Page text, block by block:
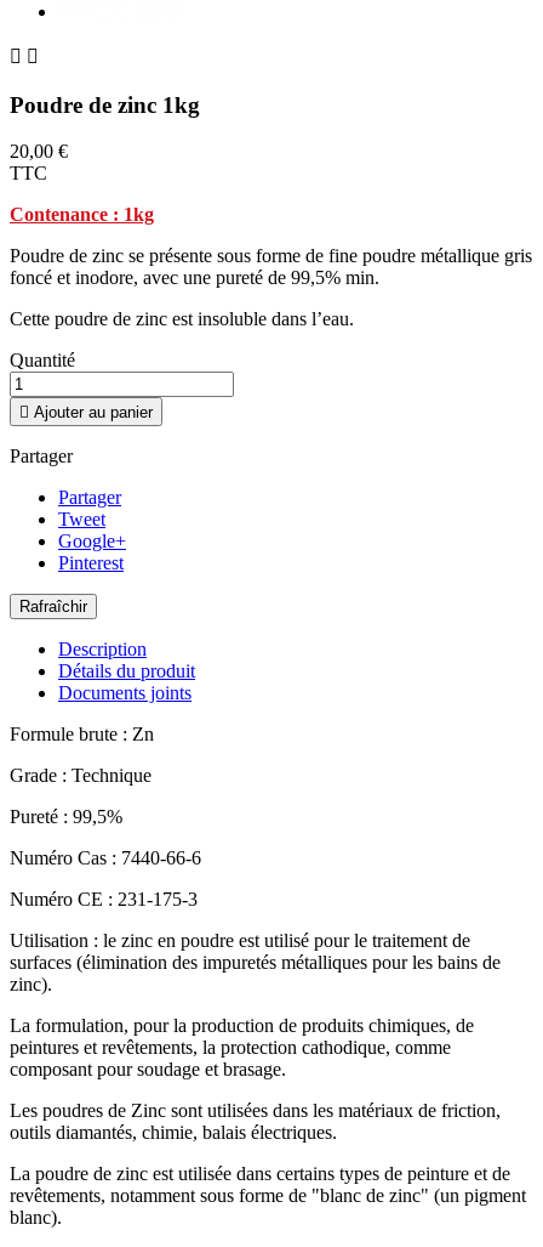
 
Poudre de zinc 1kg
20,00 €
TTC
Contenance : 1kg
Poudre de zinc se présente sous forme de fine poudre métallique gris
foncé et inodore, avec une pureté de 99,5% min.
Cette poudre de zinc est insoluble dans l’eau.
Quantité
 Ajouter au panier
Partager
Partager
Tweet
Google+
Pinterest
Description
Détails du produit
Documents joints
Formule brute : Zn
Grade : Technique
Pureté : 99,5%
Numéro Cas : 7440-66-6
Numéro CE : 231-175-3
Utilisation : le zinc en poudre est utilisé pour le traitement de
surfaces (élimination des impuretés métalliques pour les bains de
zinc).
La formulation, pour la production de produits chimiques, de
peintures et revêtements, la protection cathodique, comme
composant pour soudage et brasage.
Les poudres de Zinc sont utilisées dans les matériaux de friction,
outils diamantés, chimie, balais électriques.
La poudre de zinc est utilisée dans certains types de peinture et de
revêtements, notamment sous forme de "blanc de zinc" (un pigment
blanc).